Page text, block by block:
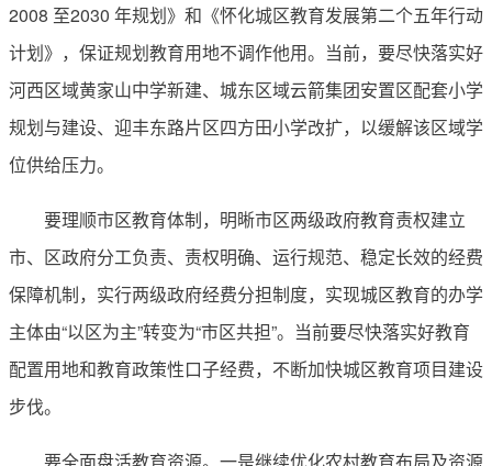
2008 至2030 年规划》和《怀化城区教育发展第二个五年行动
计划》，保证规划教育用地不调作他用。当前，要尽快落实好
河西区域黄家山中学新建、城东区域云箭集团安置区配套小学
规划与建设、迎丰东路片区四方田小学改扩，以缓解该区域学
位供给压力。
要理顺市区教育体制，明晰市区两级政府教育责权建立
市、区政府分工负责、责权明确、运行规范、稳定长效的经费
保障机制，实行两级政府经费分担制度，实现城区教育的办学
主体由“以区为主”转变为“市区共担”。当前要尽快落实好教育
配置用地和教育政策性口子经费，不断加快城区教育项目建设
步伐。
要全面盘活教育资源。一是继续优化农村教育布局及资源